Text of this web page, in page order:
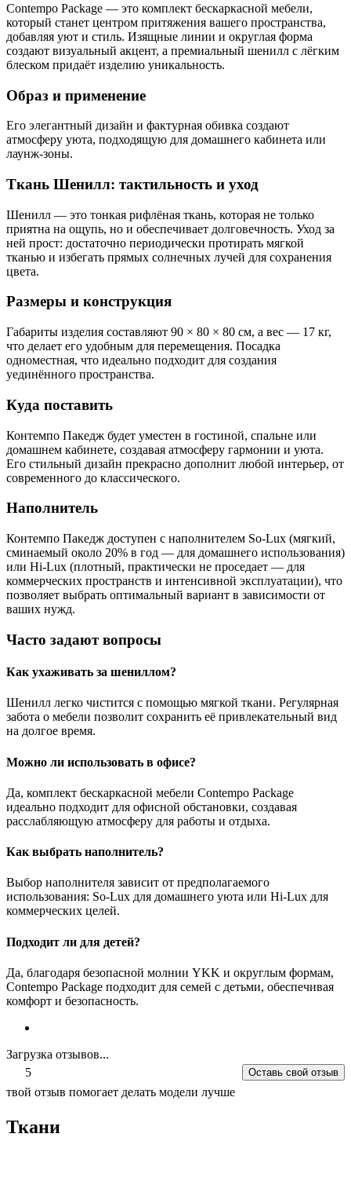
Contempo Package — это комплект бескаркасной мебели,
который станет центром притяжения вашего пространства,
добавляя уют и стиль. Изящные линии и округлая форма
создают визуальный акцент, а премиальный шенилл с лёгким
блеском придаёт изделию уникальность.
Образ и применение
Его элегантный дизайн и фактурная обивка создают
атмосферу уюта, подходящую для домашнего кабинета или
лаунж-зоны.
Ткань Шенилл: тактильность и уход
Шенилл — это тонкая рифлёная ткань, которая не только
приятна на ощупь, но и обеспечивает долговечность. Уход за
ней прост: достаточно периодически протирать мягкой
тканью и избегать прямых солнечных лучей для сохранения
цвета.
Размеры и конструкция
Габариты изделия составляют 90 × 80 × 80 см, а вес — 17 кг,
что делает его удобным для перемещения. Посадка
одноместная, что идеально подходит для создания
уединённого пространства.
Куда поставить
Контемпо Пакедж будет уместен в гостиной, спальне или
домашнем кабинете, создавая атмосферу гармонии и уюта.
Его стильный дизайн прекрасно дополнит любой интерьер, от
современного до классического.
Наполнитель
Контемпо Пакедж доступен с наполнителем So-Lux (мягкий,
сминаемый около 20% в год — для домашнего использования)
или Hi-Lux (плотный, практически не проседает — для
коммерческих пространств и интенсивной эксплуатации), что
позволяет выбрать оптимальный вариант в зависимости от
ваших нужд.
Часто задают вопросы
Как ухаживать за шениллом?
Шенилл легко чистится с помощью мягкой ткани. Регулярная
забота о мебели позволит сохранить её привлекательный вид
на долгое время.
Можно ли использовать в офисе?
Да, комплект бескаркасной мебели Contempo Package
идеально подходит для офисной обстановки, создавая
расслабляющую атмосферу для работы и отдыха.
Как выбрать наполнитель?
Выбор наполнителя зависит от предполагаемого
использования: So-Lux для домашнего уюта или Hi-Lux для
коммерческих целей.
Подходит ли для детей?
Да, благодаря безопасной молнии YKK и округлым формам,
Contempo Package подходит для семей с детьми, обеспечивая
комфорт и безопасность.
Загрузка отзывов...
5
Оставь свой отзыв
твой отзыв помогает делать модели лучше
Ткани